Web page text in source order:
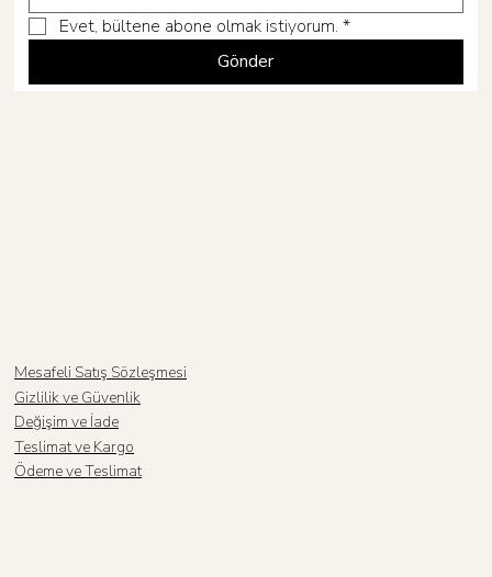
Mesafeli Satış Sözleşmesi
Gizlilik ve Güvenlik
Değişim ve İade
Teslimat ve Kargo
Ödeme ve Teslimat
Evet, bültene abone olmak istiyorum. *
Gönder